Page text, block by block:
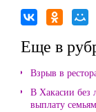
Еще в
Взрыв в
В Хакасии
выплату